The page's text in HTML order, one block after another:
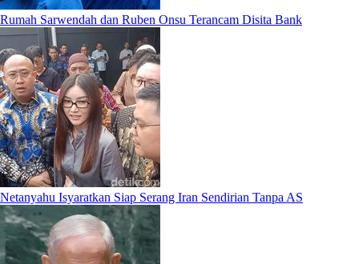
Rumah Sarwendah dan Ruben Onsu Terancam Disita Bank
Netanyahu Isyaratkan Siap Serang Iran Sendirian Tanpa AS